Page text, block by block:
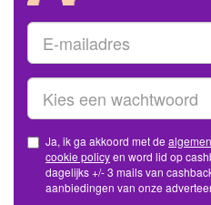
Ja, ik ga akkoord met de
cookie policy
dagelijks +/- 3 mails van cashbackacties met commerciële
aanbiedingen van onze